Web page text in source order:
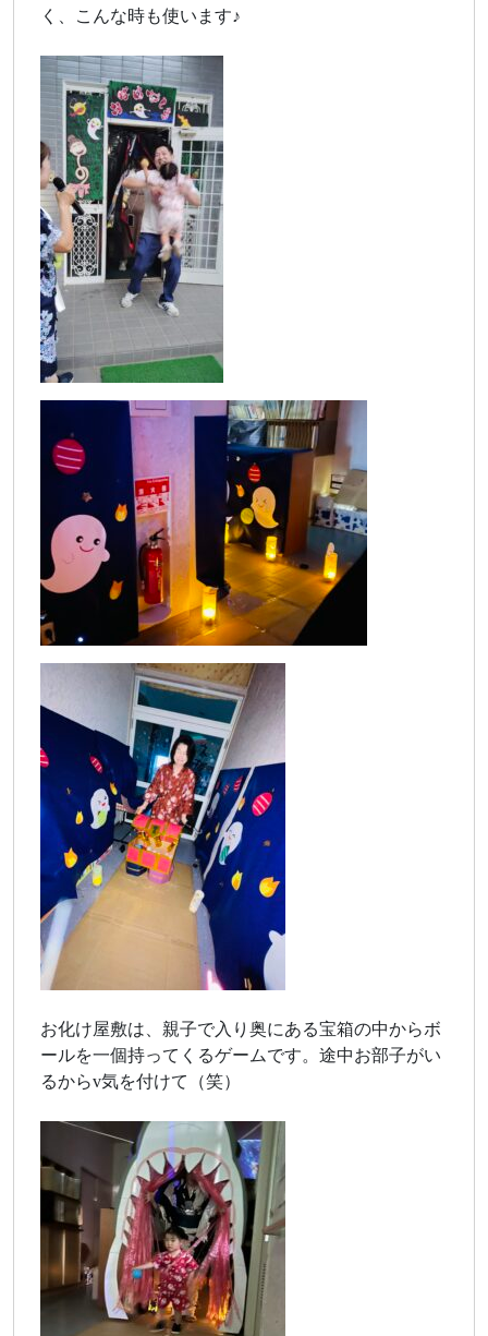
く、こんな時も使います♪
お化け屋敷は、親子で入り奥にある宝箱の中からボ
ールを一個持ってくるゲームです。途中お部子がい
るからv気を付けて（笑）